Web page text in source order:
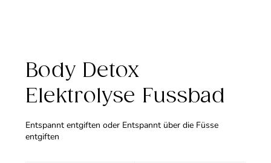
Body Detox
Elektrolyse Fussbad
Entspannt entgiften oder Entspannt über die Füsse
entgiften